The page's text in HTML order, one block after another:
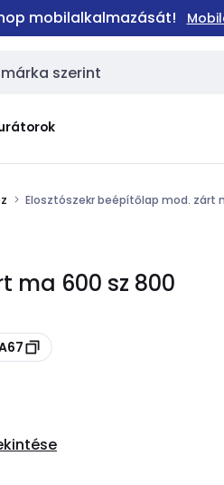
mobilalkalmazását!
Elosztószekr beépítőlap mod. zárt
ma 600 sz 800